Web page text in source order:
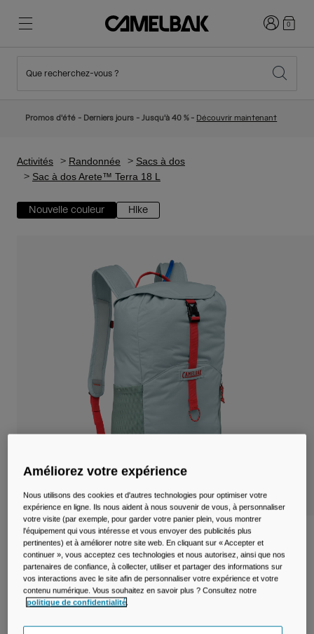
Nouveautés
Sacs Hydratation
Gourdes Sport
Gourdes
Mugs et Gobelets
Ceintures et sacoches
Sacoches Vélo
Réservoirs
Accessoires
Tout Voir
Randonnée
Voyages et style de vie
Abandonner le tout Jetable
Connexion
0
Que recherchez-vous ?
Promos d'été - Derniers jours - Jusqu'à 40 % - Découvrir maintenant
Activités Randonnée
Sacs à dos
Sac à dos Arete™ Terra 18 L
Nouvelle couleur Hike
Sac à dos Arete™ Terra 18 L
Article n° 38760
60,00 €-64,99 €
Améliorez votre expérience
Nous utilisons des cookies et d'autres technologies pour optimiser votre
expérience en ligne. Ils nous aident à nous souvenir de vous, à personnaliser
votre visite (par exemple, pour garder votre panier plein, vous montrer
l'équipement qui vous intéresse et vous envoyer des publicités plus
pertinentes) et à améliorer notre site web. En cliquant sur « Accepter et
continuer », vous acceptez ces technologies et nous autorisez, ainsi que nos
partenaires de confiance, à collecter, utiliser et partager des informations sur
vos interactions avec le site afin de personnaliser votre expérience et votre
contenu numérique. Vous souhaitez en savoir plus ? Consultez notre
politique de confidentialité.